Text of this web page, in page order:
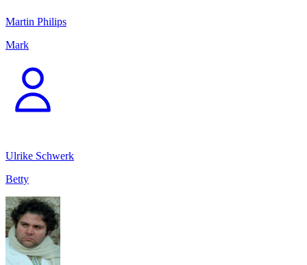
Martin Philips
Mark
Ulrike Schwerk
Betty